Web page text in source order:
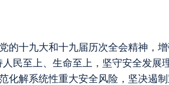
十九大和十九届历次全会精神，
民至上、生命至上，坚守安全发
化解系统性重大安全风险，坚决遏